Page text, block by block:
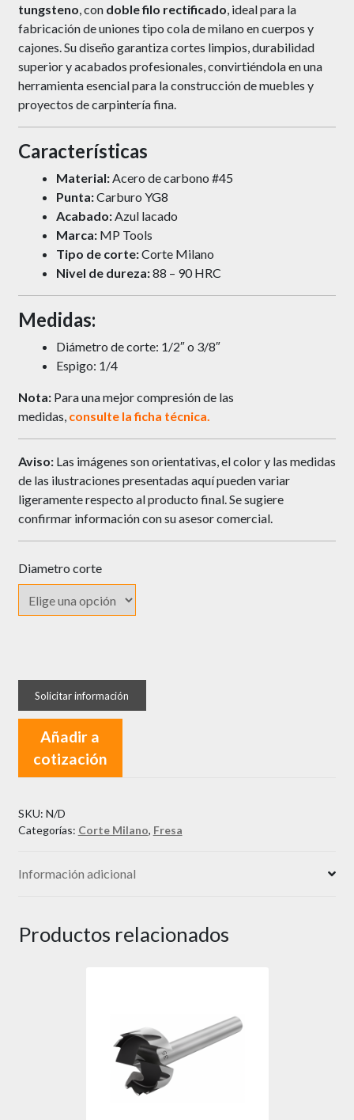
tungsteno, con doble filo rectificado, ideal para la
fabricación de uniones tipo cola de milano en cuerpos y
cajones. Su diseño garantiza cortes limpios, durabilidad
superior y acabados profesionales, convirtiéndola en una
herramienta esencial para la construcción de muebles y
proyectos de carpintería fina.
Características
Material:Acero de carbono #45
Punta:Carburo YG8
Acabado:Azul lacado
Marca:MP Tools
Tipo de corte:Corte Milano
Nivel de dureza:88 – 90 HRC
Medidas:
Diámetro de corte: 1/2″ o 3/8″
Espigo: 1/4
Nota:Para una mejor compresión de las
medidas, consulte la ficha técnica.
Aviso:Las imágenes son orientativas, el color y las medidas
de las ilustraciones presentadas aquí pueden variar
ligeramente respecto al producto final. Se sugiere
confirmar información con su asesor comercial.
Diametro corte
MP
Tools
Milano
Espigo
Añadir a
cotización
SKU: N/D
Categorías: Corte Milano, Fresa
Información adicional
Productos relacionados